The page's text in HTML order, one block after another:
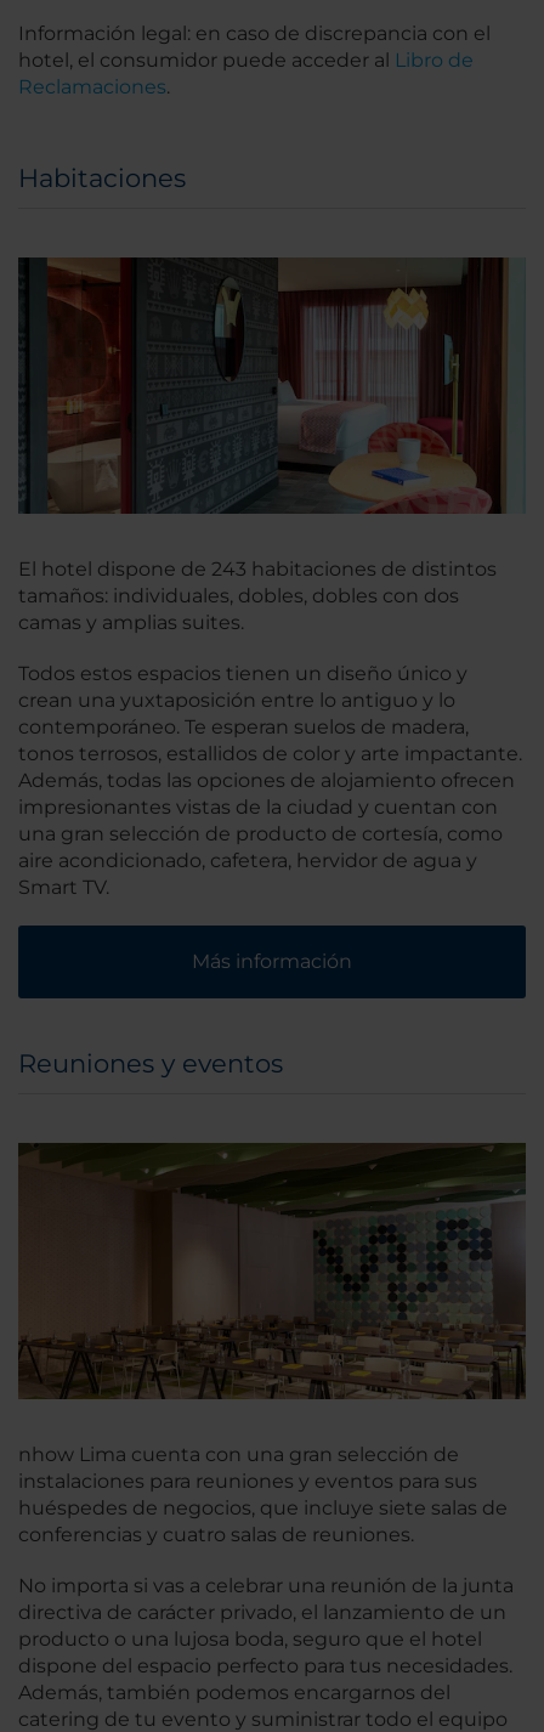
Información legal: en caso de discrepancia con el
hotel, el consumidor puede acceder al Libro de
Reclamaciones.
Habitaciones
El hotel dispone de 243 habitaciones de distintos
tamaños: individuales, dobles, dobles con dos
camas y amplias suites.
Todos estos espacios tienen un diseño único y
crean una yuxtaposición entre lo antiguo y lo
contemporáneo. Te esperan suelos de madera,
tonos terrosos, estallidos de color y arte impactante.
Además, todas las opciones de alojamiento ofrecen
impresionantes vistas de la ciudad y cuentan con
una gran selección de producto de cortesía, como
aire acondicionado, cafetera, hervidor de agua y
Smart TV.
Más información
Reuniones y eventos
nhow Lima cuenta con una gran selección de
instalaciones para reuniones y eventos para sus
huéspedes de negocios, que incluye siete salas de
conferencias y cuatro salas de reuniones.
No importa si vas a celebrar una reunión de la junta
directiva de carácter privado, el lanzamiento de un
producto o una lujosa boda, seguro que el hotel
dispone del espacio perfecto para tus necesidades.
Además, también podemos encargarnos del
catering de tu evento y suministrar todo el equipo